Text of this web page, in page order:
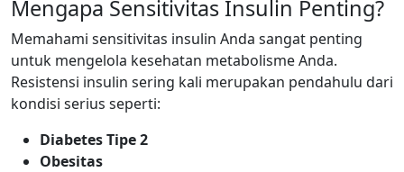
Mengapa Sensitivitas Insulin Penting?
Memahami sensitivitas insulin Anda sangat penting
untuk mengelola kesehatan metabolisme Anda.
Resistensi insulin sering kali merupakan pendahulu dari
kondisi serius seperti:
Diabetes Tipe 2
Obesitas